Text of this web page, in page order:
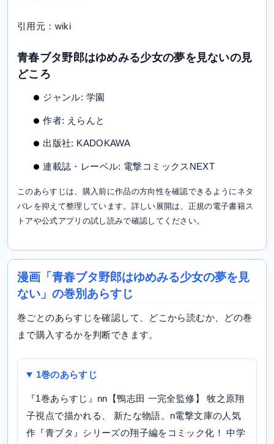
引用元：wiki
青春ブタ野郎はゆめみる少女の夢を見ないの見
どころ
ジャンル: 学園
作者: えらんと
出版社: KADOKAWA
連載誌・レーベル: 電撃コミックスNEXT
このあらすじは、購入前に作品の方向性を確認できるようにネタ
バレを抑えて整理しています。詳しい展開は、正規の電子書籍ス
トアや公式アプリの試し読みで確認してください。
漫画「青春ブタ野郎はゆめみる少女の夢を見
ない」の巻別あらすじ
巻ごとのあらすじを確認して、どこから読むか、どの巻
まで購入するかを判断できます。
1巻のあらすじ
『1巻あらすじ』nn【鴨志田 一完全監修】 牧之原翔
子視点で描かれる、 新たな物語。n電撃文庫の人気
作『青ブタ』シリーズの翔子編をコミック化！ 中学